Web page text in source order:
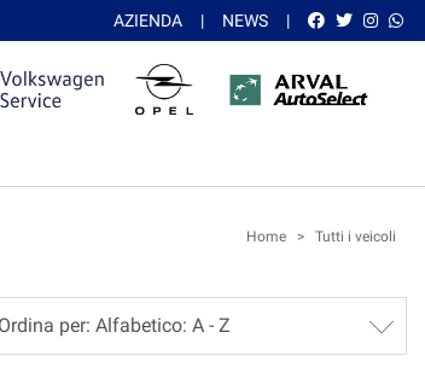
AZIENDA NEWS
Home > Tutti i veicoli